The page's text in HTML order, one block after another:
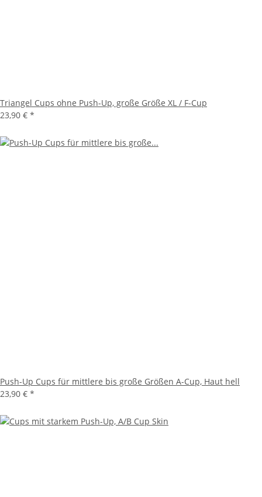
Triangel Cups ohne Push-Up, große Größe XL / F-Cup
23,90 € *
Push-Up Cups für mittlere bis große Größen A-Cup, Haut hell
23,90 € *